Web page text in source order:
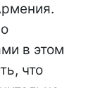
в этом
что